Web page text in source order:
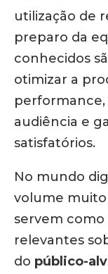
utilização de
preparo da
conhecidos
otimizar a
audiência e
satisfatórios.
No mundo
volume
servem
relevantes
do público-